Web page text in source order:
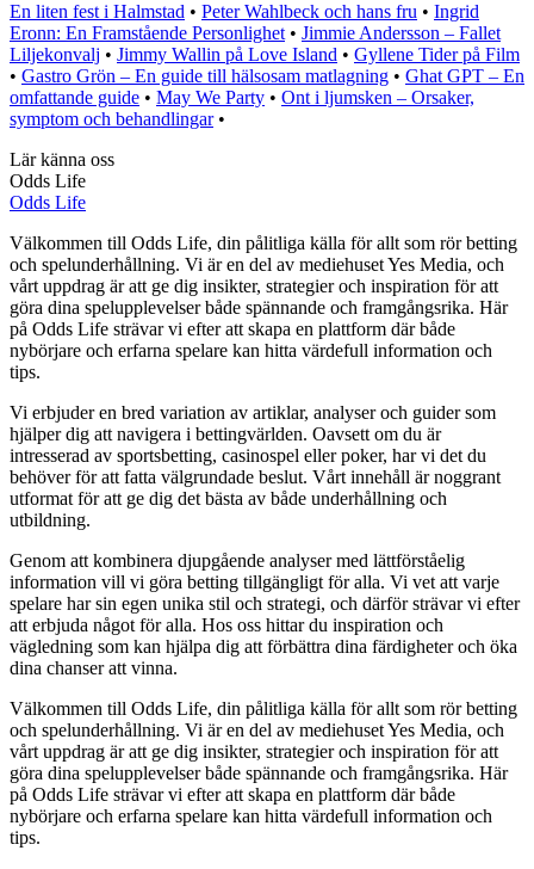
En liten fest i Halmstad • Peter Wahlbeck och hans fru • Ingrid
Eronn: En Framstående Personlighet • Jimmie Andersson – Fallet
Liljekonvalj • Jimmy Wallin på Love Island • Gyllene Tider på Film
• Gastro Grön – En guide till hälsosam matlagning • Ghat GPT – En
omfattande guide • May We Party • Ont i ljumsken – Orsaker,
symptom och behandlingar•
Lär känna oss
Odds Life
Odds Life
Välkommen till Odds Life, din pålitliga källa för allt som rör betting
och spelunderhållning. Vi är en del av mediehuset Yes Media, och
vårt uppdrag är att ge dig insikter, strategier och inspiration för att
göra dina spelupplevelser både spännande och framgångsrika. Här
på Odds Life strävar vi efter att skapa en plattform där både
nybörjare och erfarna spelare kan hitta värdefull information och
tips.
Vi erbjuder en bred variation av artiklar, analyser och guider som
hjälper dig att navigera i bettingvärlden. Oavsett om du är
intresserad av sportsbetting, casinospel eller poker, har vi det du
behöver för att fatta välgrundade beslut. Vårt innehåll är noggrant
utformat för att ge dig det bästa av både underhållning och
utbildning.
Genom att kombinera djupgående analyser med lättförståelig
information vill vi göra betting tillgängligt för alla. Vi vet att varje
spelare har sin egen unika stil och strategi, och därför strävar vi efter
att erbjuda något för alla. Hos oss hittar du inspiration och
vägledning som kan hjälpa dig att förbättra dina färdigheter och öka
dina chanser att vinna.
Välkommen till Odds Life, din pålitliga källa för allt som rör betting
och spelunderhållning. Vi är en del av mediehuset Yes Media, och
vårt uppdrag är att ge dig insikter, strategier och inspiration för att
göra dina spelupplevelser både spännande och framgångsrika. Här
på Odds Life strävar vi efter att skapa en plattform där både
nybörjare och erfarna spelare kan hitta värdefull information och
tips.